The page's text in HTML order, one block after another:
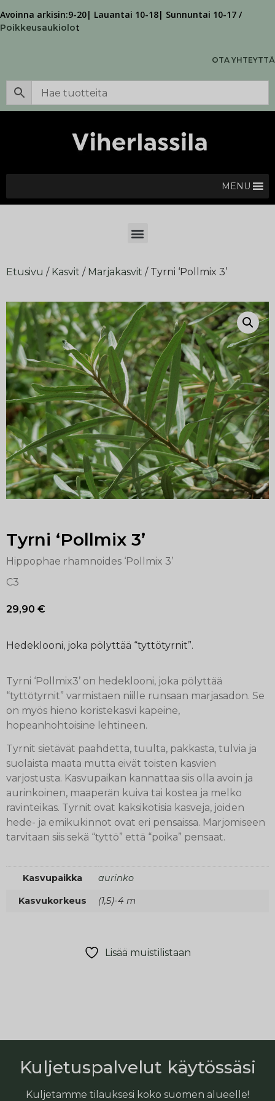
Avoinna arkisin:9-20| Lauantai 10-18| Sunnuntai 10-17 /
Poikkeusaukiolot
OTA YHTEYTTÄ
MENU
Etusivu / Kasvit / Marjakasvit / Tyrni ‘Pollmix 3’
Tyrni ‘Pollmix 3’
Hippophae rhamnoides ‘Pollmix 3’
C3
29,90 €
Hedeklooni, joka pölyttää “tyttötyrnit”.
Tyrni ‘Pollmix3’ on hedeklooni, joka pölyttää
“tyttötyrnit” varmistaen niille runsaan marjasadon. Se
on myös hieno koristekasvi kapeine,
hopeanhohtoisine lehtineen.
Tyrnit sietävät paahdetta, tuulta, pakkasta, tulvia ja
suolaista maata mutta eivät toisten kasvien
varjostusta. Kasvupaikan kannattaa siis olla avoin ja
aurinkoinen, maaperän kuiva tai kostea ja melko
ravinteikas. Tyrnit ovat kaksikotisia kasveja, joiden
hede- ja emikukinnot ovat eri pensaissa. Marjomiseen
tarvitaan siis sekä “tyttö” että “poika” pensaat.
Kasvupaikka aurinko
Kasvukorkeus (1,5)-4 m
Lisää muistilistaan
Kuljetuspalvelut käytössäsi
Kuljetamme tilauksesi koko suomen alueelle!